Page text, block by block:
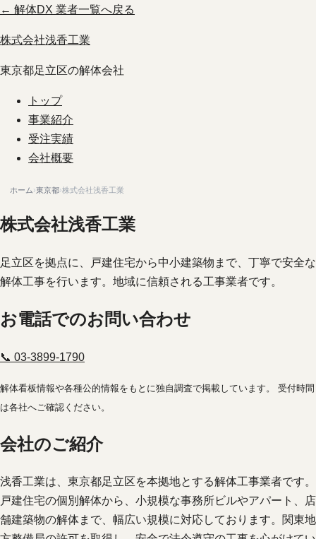
← 解体DX 業者一覧へ戻る
株式会社浅香工業
東京都足立区の解体会社
トップ
事業紹介
受注実績
会社概要
ホーム›東京都›株式会社浅香工業
株式会社浅香工業
足立区を拠点に、戸建住宅から中小建築物まで、丁寧で安全な
解体工事を行います。地域に信頼される工事業者です。
お電話でのお問い合わせ
📞 03-3899-1790
解体看板情報や各種公的情報をもとに独自調査で掲載しています。 受付時間
は各社へご確認ください。
会社のご紹介
浅香工業は、東京都足立区を本拠地とする解体工事業者です。
戸建住宅の個別解体から、小規模な事務所ビルやアパート、店
舗建築物の解体まで、幅広い規模に対応しております。関東地